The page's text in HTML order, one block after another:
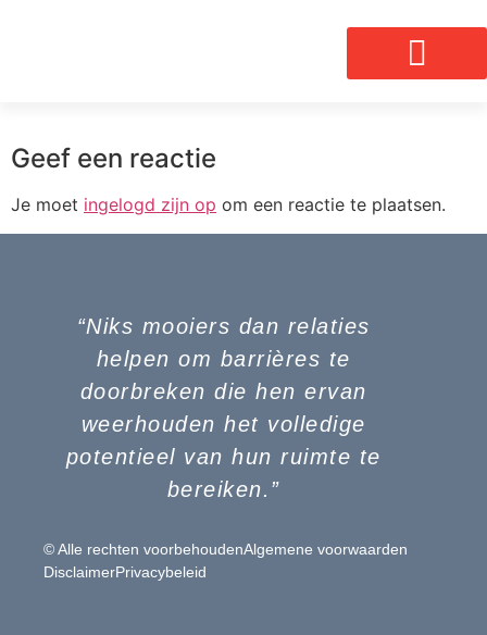
Geef een reactie
Je moet ingelogd zijn op om een reactie te plaatsen.
“Niks mooiers dan relaties
helpen om barrières te
doorbreken die hen ervan
weerhouden het volledige
potentieel van hun ruimte te
bereiken.”
© Alle rechten voorbehoudenAlgemene voorwaarden
DisclaimerPrivacybeleid